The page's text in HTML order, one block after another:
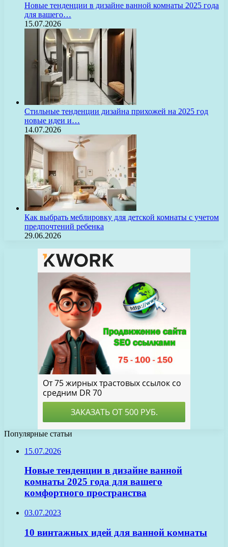
Новые тенденции в дизайне ванной комнаты 2025 года
для вашего…
15.07.2026
Стильные тенденции дизайна прихожей на 2025 год
новые идеи и…
14.07.2026
Как выбрать меблировку для детской комнаты с учетом
предпочтений ребенка
29.06.2026
Популярные статьи
15.07.2026
Новые тенденции в дизайне ванной
комнаты 2025 года для вашего
комфортного пространства
03.07.2023
10 винтажных идей для ванной комнаты